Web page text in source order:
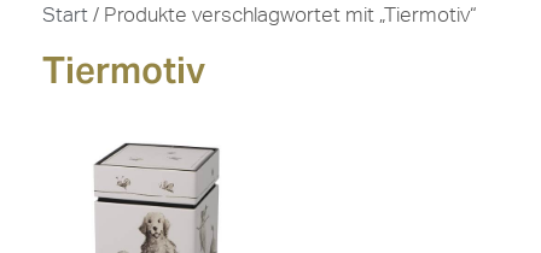
Start / Produkte verschlagwortet mit „Tiermotiv“
Tiermotiv